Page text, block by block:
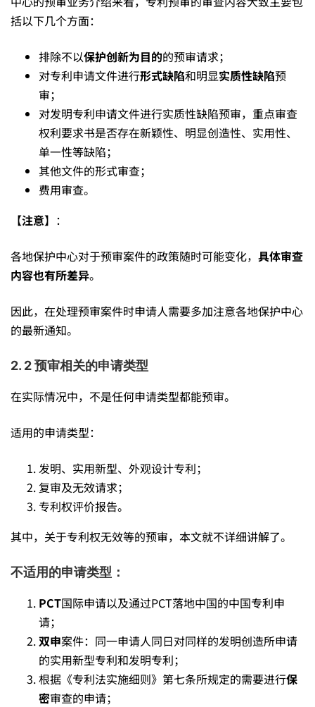
析
括以下几个方面：
排除不以保护创新为目的的预审请求；
对专利申请文件进行形式缺陷和明显实质性缺陷预
审；
对发明专利申请文件进行实质性缺陷预审，重点审查
权利要求书是否存在新颖性、明显创造性、实用性、
单一性等缺陷；
其他文件的形式审查；
费用审查。
【注意】：
各地保护中心对于预审案件的政策随时可能变化， 具体审查
内容也有所差异。
因此，在处理预审案件时申请人需要多加注意各地保护中心
的最新通知。
2. 2 预审相关的申请类型
在实际情况中，不是任何申请类型都能预审。
适用的申请类型：
发明、实用新型、外观设计专利；
复审及无效请求；
专利权评价报告。
其中，关于专利权无效等的预审，本文就不详细讲解了。
不适用的申请类型：
PCT国际申请以及通过PCT落地中国的中国专利申
请；
双申案件：同一申请人同日对同样的发明创造所申请
的实用新型专利和发明专利；
根据《专利法实施细则》第七条所规定的需要进行保
密审查的申请；